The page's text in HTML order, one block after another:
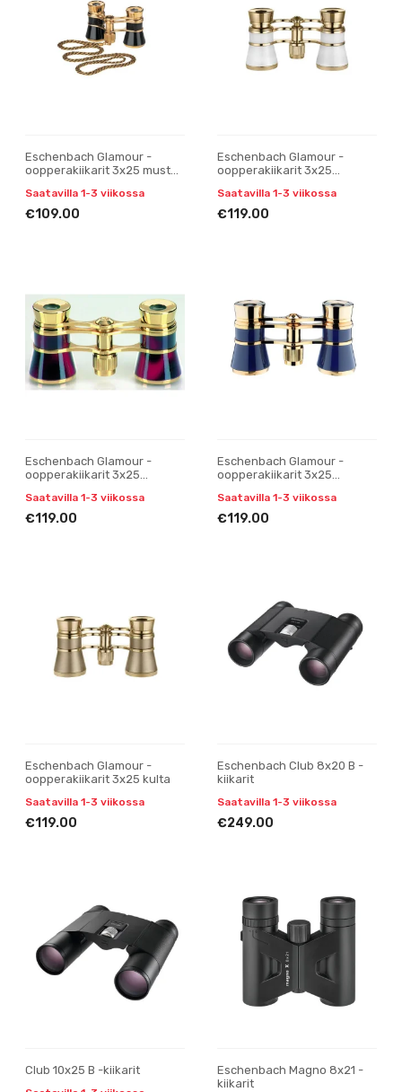
Eschenbach Glamour -
oopperakiikarit 3x25 musta-
Saatavilla 1-3 viikossa
€109.00
Eschenbach Glamour -
oopperakiikarit 3x25
Saatavilla 1-3 viikossa
€119.00
Eschenbach Glamour -
oopperakiikarit 3x25
Saatavilla 1-3 viikossa
€119.00
Eschenbach Glamour -
oopperakiikarit 3x25
Saatavilla 1-3 viikossa
€119.00
Eschenbach Glamour -
oopperakiikarit 3x25 kulta
Saatavilla 1-3 viikossa
€119.00
Eschenbach Club 8x20 B -
kiikarit
Saatavilla 1-3 viikossa
€249.00
Club 10x25 B -kiikarit
Eschenbach Magno 8x21 -
kiikarit